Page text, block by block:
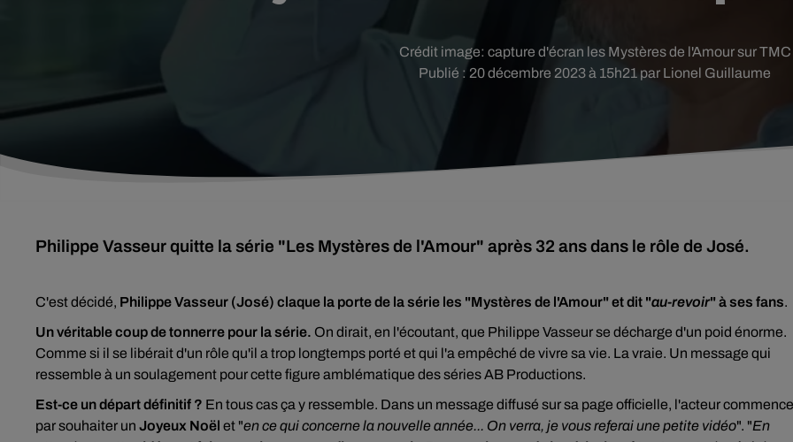
Publié : 20 décembre 2023 à 15h21 par Lionel Guillaume
Crédit image: capture d'écran les Mystères de l'Amour sur TMC
Philippe Vasseur quitte la série "Les Mystères de l'Amour" après 32 ans dans le rôle de José.
C'est décidé, Philippe Vasseur (José) claque la porte de la série les "Mystères de l'Amour" et dit "au-revoir" à ses fans.
Un véritable coup de tonnerre pour la série. On dirait, en l'écoutant, que Philippe Vasseur se décharge d'un poid énorme.
Comme si il se libérait d'un rôle qu'il a trop longtemps porté et qui l'a empêché de vivre sa vie. La vraie. Un message qui
ressemble à un soulagement pour cette figure amblématique des séries AB Productions.
Est-ce un départ définitif ? En tous cas ça y ressemble. Dans un message diffusé sur sa page officielle, l'acteur commence
par souhaiter un Joyeux Noël et "en ce qui concerne la nouvelle année... On verra, je vous referai une petite vidéo". "En